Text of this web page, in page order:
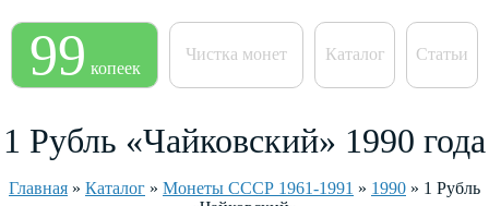
99 копеек
Чистка монет Каталог Статьи
1 Рубль «Чайковский» 1990 года
Главная » Каталог » Монеты СССР 1961-1991 » 1990 » 1 Рубль